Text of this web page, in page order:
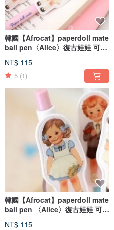
韓國【Afrocat】paperdoll mate
ball pen〈Alice〉復古娃娃 可愛
NT$ 115
5 (1)
韓國【Afrocat】paperdoll mate
ball pen 〈Alice〉復古娃娃 可愛
NT$ 115